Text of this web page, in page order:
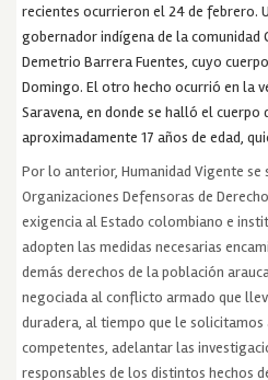
recientes ocurrieron el 24 de febrero.
gobernador indígena de la comunidad
Demetrio Barrera Fuentes, cuyo
Domingo. El otro hecho ocurrió en la
Saravena, en donde se halló el cuerpo
aproximadamente 17 años de edad,
Por lo anterior, Humanidad Vigente se
Organizaciones Defensoras de
exigencia al Estado colombiano e
adopten las medidas necesarias
demás derechos de la población
negociada al conflicto armado que
duradera, al tiempo que le
competentes, adelantar las
responsables de los distintos hechos